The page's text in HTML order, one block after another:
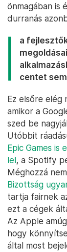
önmagában is
durranás
a
centet
Ez elsőre
amikor a
szed be
Utóbbit
Epic Games
lel, a Spotify
Méghozzá
Bizottság
tartja fairnek
ezt a cégek
Az Apple
hogy
által most